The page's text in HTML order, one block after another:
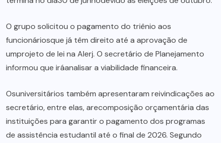
O grupo solicitou o pagamento do triênio aos
funcionáriosque já têm direito até a aprovação de
umprojeto de lei na Alerj. O secretário de Planejamento
informou que iráanalisar a viabilidade financeira.
Osuniversitários também apresentaram reivindicações ao
secretário, entre elas, arecomposição orçamentária das
instituições para garantir o pagamento dos programas
de assistência estudantil até o final de 2026. Segundo